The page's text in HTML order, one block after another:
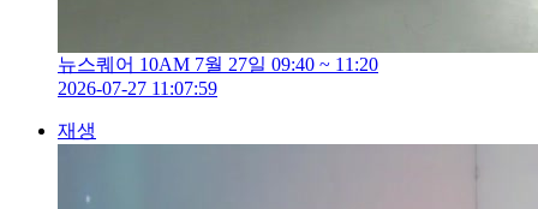
뉴스퀘어 10AM 7월 27일 09:40 ~ 11:20
2026-07-27 11:07:59
재생